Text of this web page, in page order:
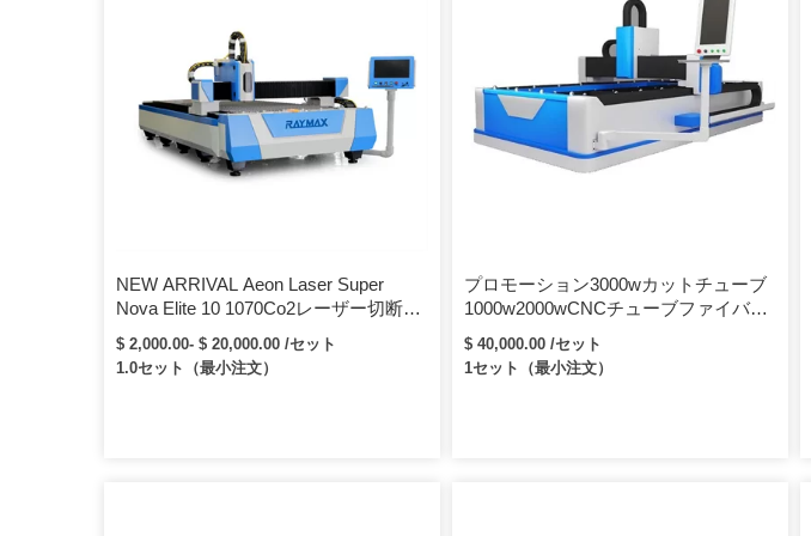
NEW ARRIVAL Aeon Laser Super
Nova Elite 10 1070Co2レーザー切断機
高速でコンパクトなデザイン60w /
80W / 100W
$ 2,000.00- $ 20,000.00 /セット
1.0セット（最小注文）
プロモーション3000wカットチューブ
1000w2000wCNCチューブファイバー
メタルレーザー切断機金属鋼管用
$ 40,000.00 /セット
1セット（最小注文）